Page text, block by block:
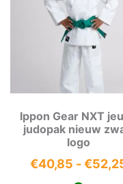
Ippon Gear NXT
judopak nieuw
logo
€40,85 - €